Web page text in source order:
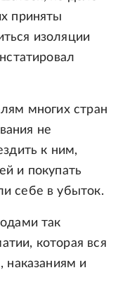
приняты
изоляции
многих стран
не
к ним,
и покупать
себе в убыток.
так
которая вся
наказаниям и